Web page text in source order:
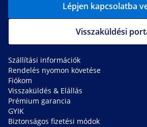
Lépjen kapcsolatba
Visszaküldési
Szállítási információk
Rendelés nyomon követése
Fiókom
Visszaküldés & Elállás
Prémium garancia
GYIK
Biztonságos fizetési módok